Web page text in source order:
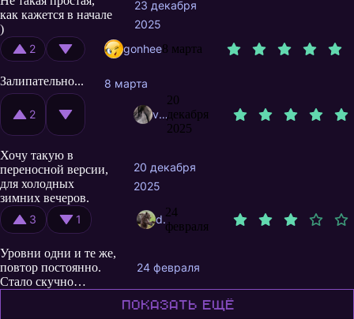
как кажется в начале
)
23 декабря
2025
2
gonhee8 марта
Залипательно... 8 марта
2 vbronzov
20
декабря
2025
Хочу такую в
переносной версии,
для холодных
зимних вечеров.
20 декабря
2025
3 1 denis7k
24
февраля
Уровни одни и те же,
повтор постоянно.
Стало скучно…
24 февраля
Показать ещё